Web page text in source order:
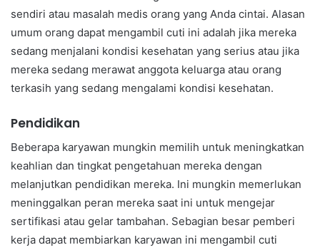
sendiri atau masalah medis orang yang Anda cintai. Alasan
umum orang dapat mengambil cuti ini adalah jika mereka
sedang menjalani kondisi kesehatan yang serius atau jika
mereka sedang merawat anggota keluarga atau orang
terkasih yang sedang mengalami kondisi kesehatan.
Pendidikan
Beberapa karyawan mungkin memilih untuk meningkatkan
keahlian dan tingkat pengetahuan mereka dengan
melanjutkan pendidikan mereka. Ini mungkin memerlukan
meninggalkan peran mereka saat ini untuk mengejar
sertifikasi atau gelar tambahan. Sebagian besar pemberi
kerja dapat membiarkan karyawan ini mengambil cuti